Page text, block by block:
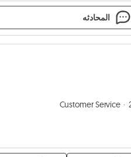
المحادثه
Customer Service